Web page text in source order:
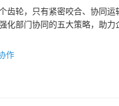
齿轮，只有紧密咬合、协同运
化部门协同的五大策略，助力
作